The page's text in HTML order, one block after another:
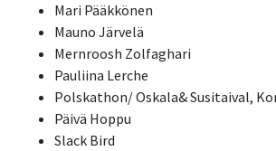
Mari Pääkkönen
Mauno Järvelä
Mernroosh Zolfaghari
Pauliina Lerche
Polskathon/ Oskala& Susitaival,
Päivä Hoppu
Slack Bird